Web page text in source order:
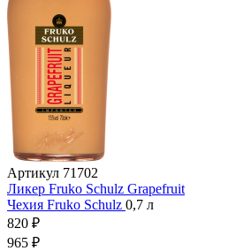
Артикул 71702
Ликер Fruko Schulz Grapefruit
Чехия Fruko Schulz 0,7 л
820 ₽
965 ₽